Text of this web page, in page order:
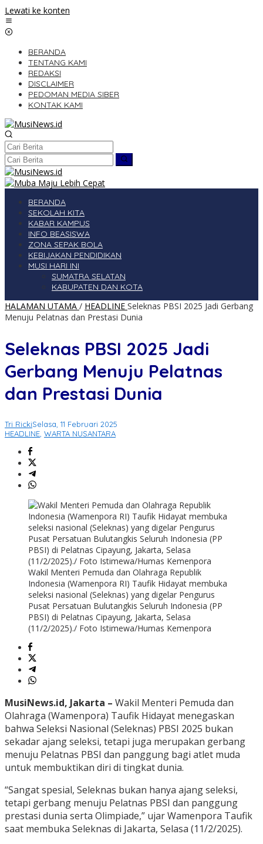
Lewati ke konten
BERANDA
TENTANG KAMI
REDAKSI
DISCLAIMER
PEDOMAN MEDIA SIBER
KONTAK KAMI
BERANDA
SEKOLAH KITA
KABAR KAMPUS
INFO BEASISWA
ZONA SEPAK BOLA
KEBIJAKAN PENDIDIKAN
MUSI HARI INI
SUMATRA SELATAN
KABUPATEN DAN KOTA
HALAMAN UTAMA / HEADLINE Seleknas PBSI 2025 Jadi Gerbang
Menuju Pelatnas dan Prestasi Dunia
Seleknas PBSI 2025 Jadi
Gerbang Menuju Pelatnas
dan Prestasi Dunia
Tri RickiSelasa, 11 Februari 2025
HEADLINE WARTA NUSANTARA
Wakil Menteri Pemuda dan Olahraga Republik
Indonesia (Wamenpora RI) Taufik Hidayat membuka
seleksi nasional (Seleknas) yang digelar Pengurus
Pusat Persatuan Bulutangkis Seluruh Indonesia (PP
PBSI) di Pelatnas Cipayung, Jakarta, Selasa
(11/2/2025)./ Foto Istimewa/Humas Kemenpora
MusiNews.id, Jakarta – Wakil Menteri Pemuda dan
Olahraga (Wamenpora) Taufik Hidayat menegaskan
bahwa Seleksi Nasional (Seleknas) PBSI 2025 bukan
sekadar ajang seleksi, tetapi juga merupakan gerbang
menuju Pelatnas PBSI dan panggung bagi atlet muda
untuk membuktikan diri di tingkat dunia.
“Sangat spesial, Seleknas bukan hanya ajang seleksi,
tetapi gerbang menuju Pelatnas PBSI dan panggung
prestasi dunia serta Olimpiade,” ujar Wamenpora Taufik
saat membuka Seleknas di Jakarta, Selasa (11/2/2025).